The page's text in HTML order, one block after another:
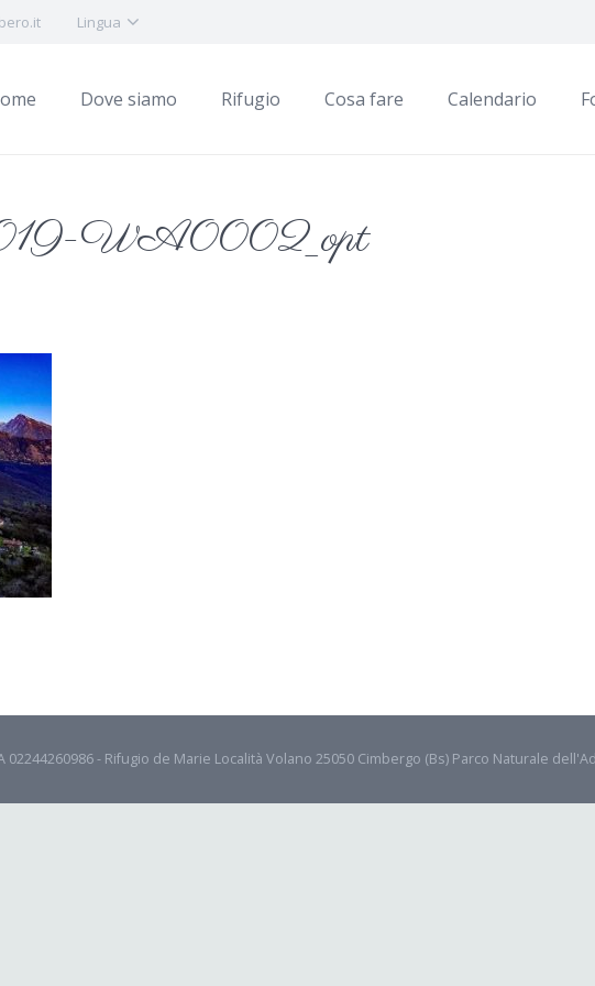
Lingua
Dove siamo Rifugio Cosa fare Calendario
WA0002_opt
02244260986 - Rifugio de Marie Località Volano 25050 Cimbergo (Bs) Parco Naturale